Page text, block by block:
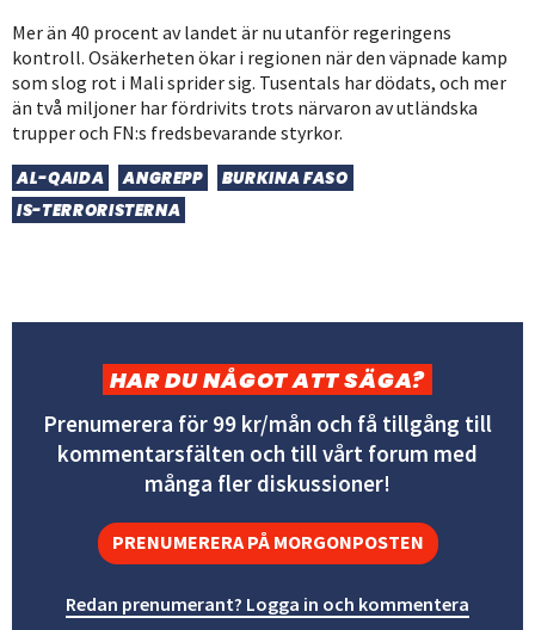
Mer än 40 procent av landet är nu utanför regeringens
kontroll. Osäkerheten ökar i regionen när den väpnade kamp
som slog rot i Mali sprider sig. Tusentals har dödats, och mer
än två miljoner har fördrivits trots närvaron av utländska
trupper och FN:s fredsbevarande styrkor.
AL-QAIDA ANGREPP
BURKINA FASO
IS-TERRORISTERNA
HAR DU NÅGOT ATT SÄGA?
Prenumerera för 99 kr/mån och få tillgång till
kommentarsfälten och till vårt forum med
många fler diskussioner!
PRENUMERERA PÅ MORGONPOSTEN
Redan prenumerant? Logga in och kommentera